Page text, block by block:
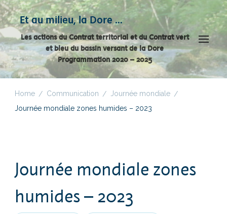
Et au milieu, la Dore …
Les actions du Contrat territorial et du Contrat vert
et bleu du bassin versant de la Dore
Programmation 2020 – 2025
Home / Communication / Journée mondiale /
Journée mondiale zones humides – 2023
Journée mondiale zones
humides – 2023
Panneau de gestion des cookies